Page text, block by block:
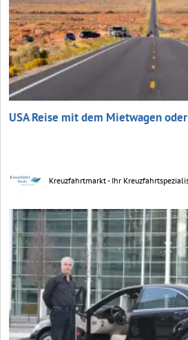
USA Reise mit dem Mietwagen
Kreuzfahrtmarkt - Ihr